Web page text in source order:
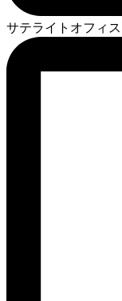
サテライトオフィス